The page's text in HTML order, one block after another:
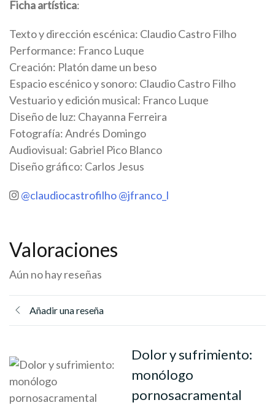
Ficha artística:
Texto y dirección escénica: Claudio Castro Filho
Performance: Franco Luque
Creación: Platón dame un beso
Espacio escénico y sonoro: Claudio Castro Filho
Vestuario y edición musical: Franco Luque
Diseño de luz: Chayanna Ferreira
Fotografía: Andrés Domingo
Audiovisual: Gabriel Pico Blanco
Diseño gráfico: Carlos Jesus
@claudiocastrofilho@jfranco_l
Valoraciones
Aún no hay reseñas
Añadir una reseña
Dolor y sufrimiento:
monólogo
pornosacramental